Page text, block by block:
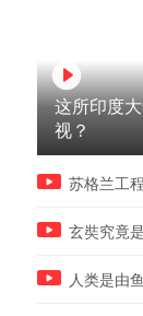
权授衔时怒撕肩
这所印度
视？
苏格兰工
玄奘究竟
人类是由